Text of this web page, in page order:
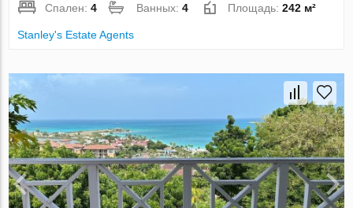
Спален:4 Ванных:4 Площадь:242 м²
Stanley's Estate Agents